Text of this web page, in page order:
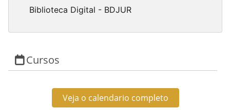
Biblioteca Digital - BDJUR
Cursos
Veja o calendario completo